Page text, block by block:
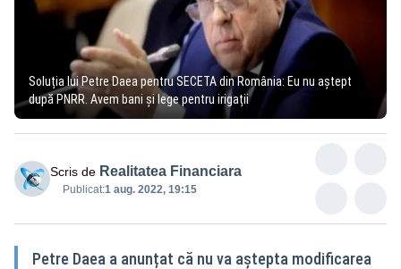
Soluția lui Petre Daea pentru SECETA din România: Eu nu aștept
după PNRR. Avem bani și lege pentru irigații
Scris de Realitatea Financiara
Publicat:1 aug. 2022, 19:15
Petre Daea a anunțat că nu va aştepta modificarea